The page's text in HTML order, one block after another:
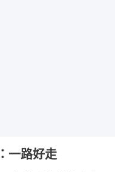
一路好走